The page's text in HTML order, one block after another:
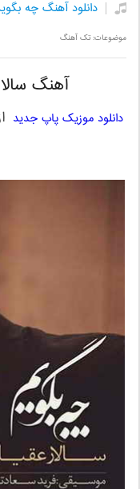
دانلود آهنگ چه
موضوعات:تک آهنگ
آهنگ
دانلود موزیک پاپ جدید